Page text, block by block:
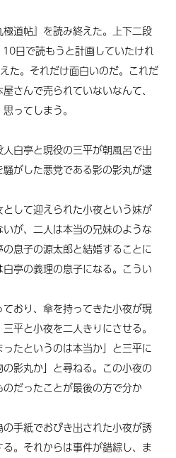
道帖』を読み終えた。上下二段
日で読もうと計画していたけれ
た。それだけ面白いのだ。これだ
さんで売られていないなんて、
ってしまう。
白亭と現役の三平が朝風呂で出
がした悪党である影の影丸が逮
して迎えられた小夜という妹が
が、二人は本当の兄妹のような
息子の源太郎と結婚することに
亭の義理の息子になる。こうい
おり、傘を持ってきた小夜が現
平と小夜を二人きりにさせる。
たというのは本当か」と三平に
影丸か」と尋ねる。この小夜の
だったことが最後の方で分か
手紙でおびき出された小夜が誘
。それからは事件が錯綜し、ま